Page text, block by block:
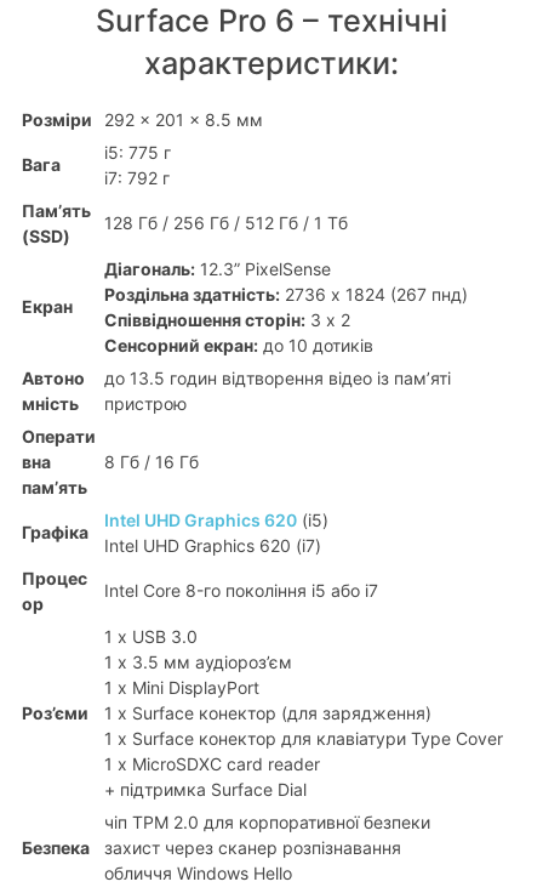
Surface Pro 6 – технічні
характеристики:
Розміри 292 x 201 x 8.5 мм
Вага
i5: 775 г
i7: 792 г
Пам’ять
(SSD)
128 Гб / 256 Гб / 512 Гб / 1 Тб
Екран
Діагональ: 12.3” PixelSense
Роздільна здатність: 2736 x 1824 (267 пнд)
Співвідношення сторін: 3 х 2
Сенсорний екран: до 10 дотиків
Автоно
мність
до 13.5 годин відтворення відео із пам’яті
пристрою
Операти
вна
пам’ять
8 Гб / 16 Гб
Графіка
Intel UHD Graphics 620 (i5)
Intel UHD Graphics 620 (i7)
Процес
ор
Intel Core 8-го покоління i5 або i7
Роз’єми
1 x USB 3.0
1 х 3.5 мм аудіороз’єм
1 х Mini DisplayPort
1 x Surface конектор (для зарядження)
1 х Surface конектор для клавіатури Type Cover
1 х MicroSDXC card reader
+ підтримка Surface Dial
Безпека
чіп TPM 2.0 для корпоративної безпеки
захист через сканер розпізнавання
обличчя Windows Hello